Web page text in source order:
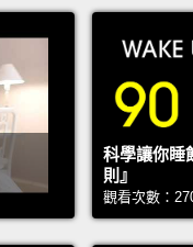
科學讓你睡
則』
觀看次數：